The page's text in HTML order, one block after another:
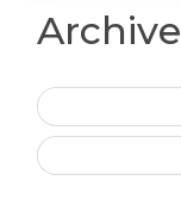
Archive